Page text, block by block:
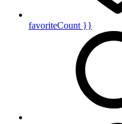
favoriteCount }}